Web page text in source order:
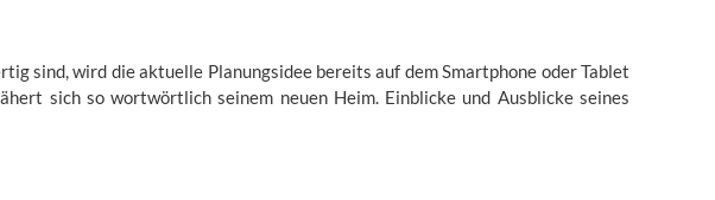
sind, wird die aktuelle Planungsidee bereits auf dem Smartphone oder Tablet
sich so wortwörtlich seinem neuen Heim. Einblicke und Ausblicke seines